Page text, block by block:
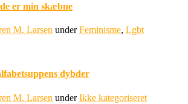
er min skæbne
M. Larsen underFeminisme, Lgbt
dybder
M. Larsen underIkke kategoriseret